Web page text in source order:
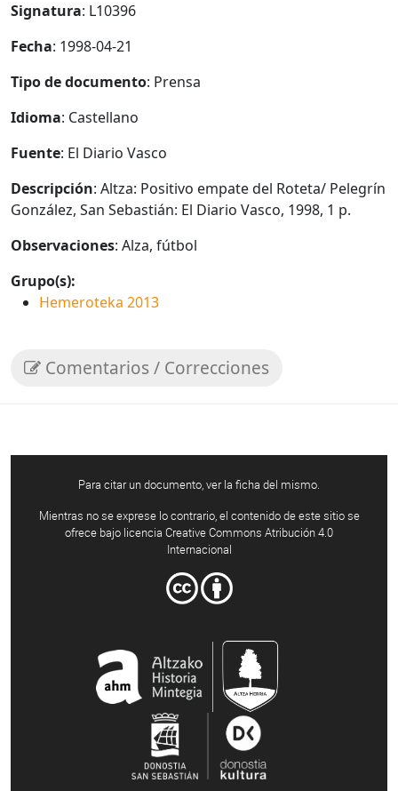
Signatura: L10396
Fecha: 1998-04-21
Tipo de documento: Prensa
Idioma: Castellano
Fuente: El Diario Vasco
Descripción: Altza: Positivo empate del Roteta/ Pelegrín
González, San Sebastián: El Diario Vasco, 1998, 1 p.
Observaciones: Alza, fútbol
Grupo(s):
Hemeroteka 2013
Comentarios / Correcciones
Para citar un documento, ver la ficha del mismo.
Mientras no se exprese lo contrario, el contenido de este sitio se
ofrece bajo licencia Creative Commons Atribución 4.0
Internacional